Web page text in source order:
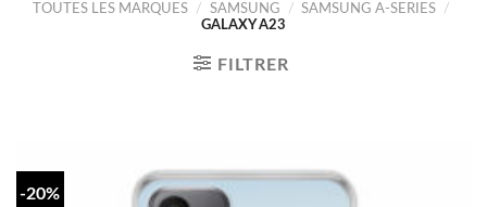
TOUTES LES MARQUES / SAMSUNG / SAMSUNG A-SERIES
/
GALAXY A23
FILTRER
-20%